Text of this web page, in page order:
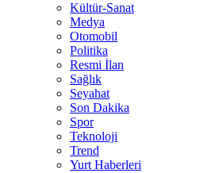
Kültür-Sanat
Medya
Otomobil
Politika
Resmi İlan
Sağlık
Seyahat
Son Dakika
Spor
Teknoloji
Trend
Yurt Haberleri